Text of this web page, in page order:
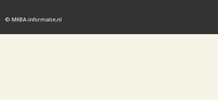
© MKBA-informatie.nl